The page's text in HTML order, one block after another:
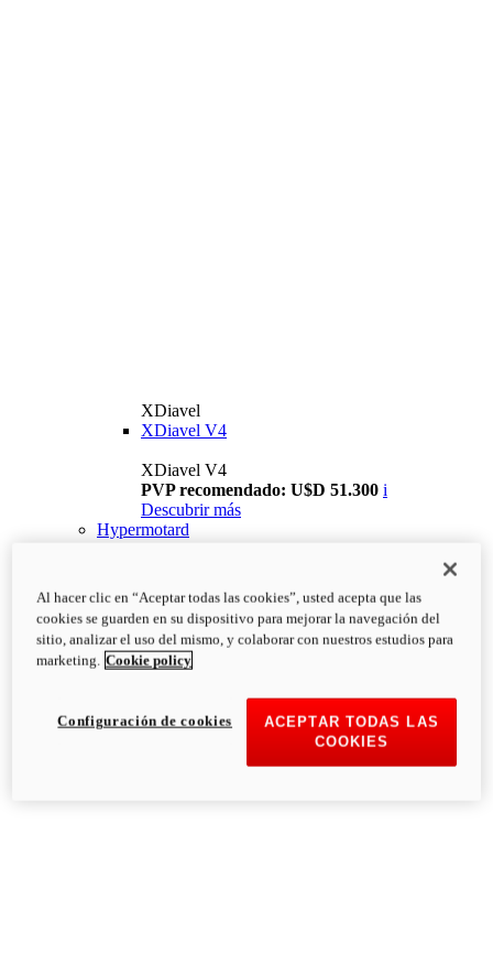
XDiavel
XDiavel V4
XDiavel V4
PVP recomendado: U$D 51.300 i
Descubrir más
Hypermotard
Al hacer clic en “Aceptar todas las cookies”, usted acepta que las
cookies se guarden en su dispositivo para mejorar la navegación del
sitio, analizar el uso del mismo, y colaborar con nuestros estudios para
marketing. Cookie policy
ACEPTAR TODAS LAS
COOKIES
Configuración de cookies